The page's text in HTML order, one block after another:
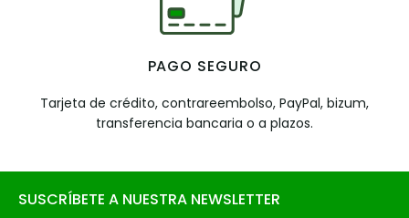
PAGO SEGURO
Tarjeta de crédito, contrareembolso, PayPal, bizum,
transferencia bancaria o a plazos.
SUSCRÍBETE A NUESTRA NEWSLETTER